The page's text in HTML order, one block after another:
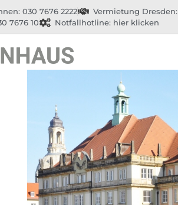
030 7676 2222 Vermietung Dresden:
7676 10
Notfallhotline: hier klicken